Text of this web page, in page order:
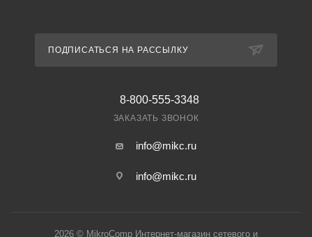
ПОДПИСАТЬСЯ НА РАССЫЛКУ
8-800-555-3348
ЗАКАЗАТЬ ЗВОНОК
info@mikc.ru
info@mikc.ru
2026 © MikroComp Интернет-магазин сетевого и